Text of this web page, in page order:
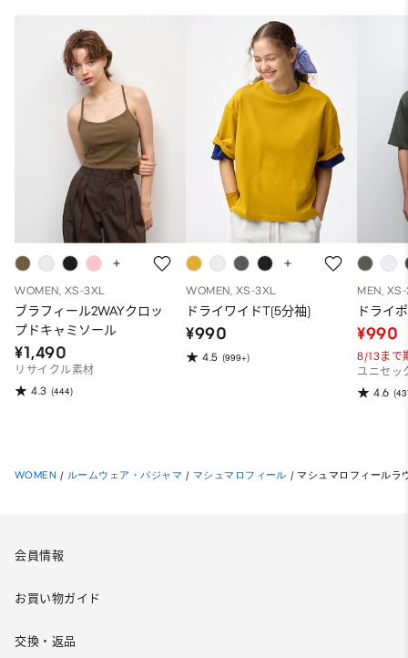
WOMEN, XS-3XL
ブラフィール2WAYクロッ
プドキャミソール
¥1,490
リサイクル素材
4.3 (444)
WOMEN, XS-3XL
ドライワイドT(5分袖)
¥990
4.5 (999+)
MEN,
ドライ
¥990
8/13まで
ユニセッ
4.6
WOMEN / ルームウェア・パジャマ / マシュマロフィール / マシュマロフィールラ
会員情報
お買い物ガイド
交換・返品